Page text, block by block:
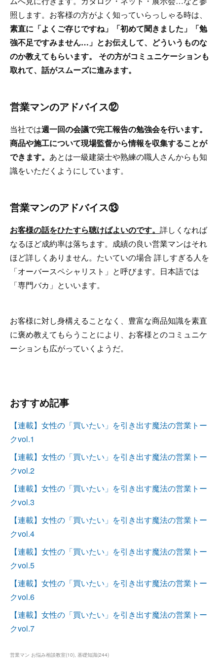
照します。お客様の方がよく知っていらっしゃる時は、
素直に「よくご存じですね」「初めて聞きました」「勉
強不足ですみません…」とお伝えして、どういうものな
のか教えてもらいます。 その方がコミュニケーションも
取れて、話がスムーズに進みます。
営業マンのアドバイス⑫
当社では週一回の会議で完工報告の勉強会を行います。
商品や施工について現場監督から情報を収集することが
できます。 あとは一級建築士や熟練の職人さんからも知
識をいただくようにしています。
営業マンのアドバイス⑬
お客様の話をひたすら聴けばよいのです。 詳しくなれば
なるほど成約率は落ちます。成績の良い営業マンはそれ
ほど詳しくありません。たいていの場合 詳しすぎる人を
「オーバースペシャリスト」と呼びます。日本語では
「専門バカ」といいます。
お客様に対し身構えることなく、豊富な商品知識を素直
に褒め教えてもらうことにより、お客様とのコミュニケ
ーションも広がっていくようだ。
おすすめ記事
【連載】女性の「買いたい」を引き出す魔法の営業トー
クvol.1
【連載】女性の「買いたい」を引き出す魔法の営業トー
クvol.2
【連載】女性の「買いたい」を引き出す魔法の営業トー
クvol.3
【連載】女性の「買いたい」を引き出す魔法の営業トー
クvol.4
【連載】女性の「買いたい」を引き出す魔法の営業トー
クvol.5
【連載】女性の「買いたい」を引き出す魔法の営業トー
クvol.6
【連載】女性の「買いたい」を引き出す魔法の営業トー
クvol.7
営業マン お悩み相談教室(10) 基礎知識(244)